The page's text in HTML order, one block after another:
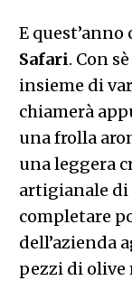
E quest’anno
Safari. Con
insieme di
chiamerà
una frolla
una leggera
artigianale di
completare
dell’azienda
pezzi di olive